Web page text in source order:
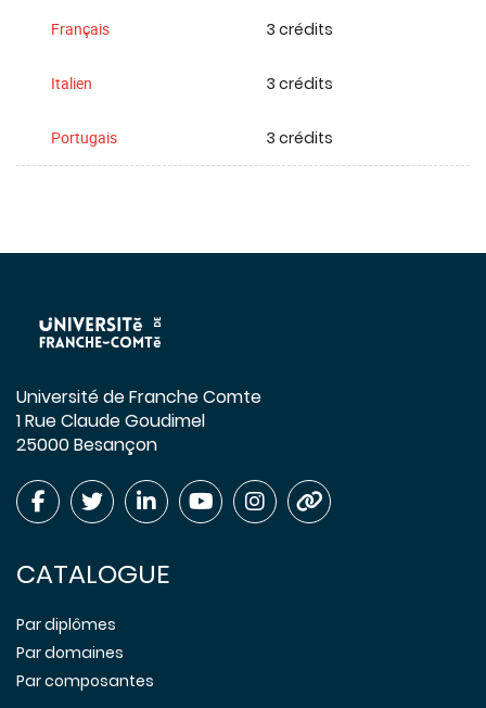
Français 3 crédits
Italien 3 crédits
Portugais 3 crédits
Université de Franche Comte
1 Rue Claude Goudimel
25000 Besançon
CATALOGUE
Par diplômes
Par domaines
Par composantes